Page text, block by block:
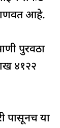
आहे.
पुरवठा
४१२२
पासूनच या